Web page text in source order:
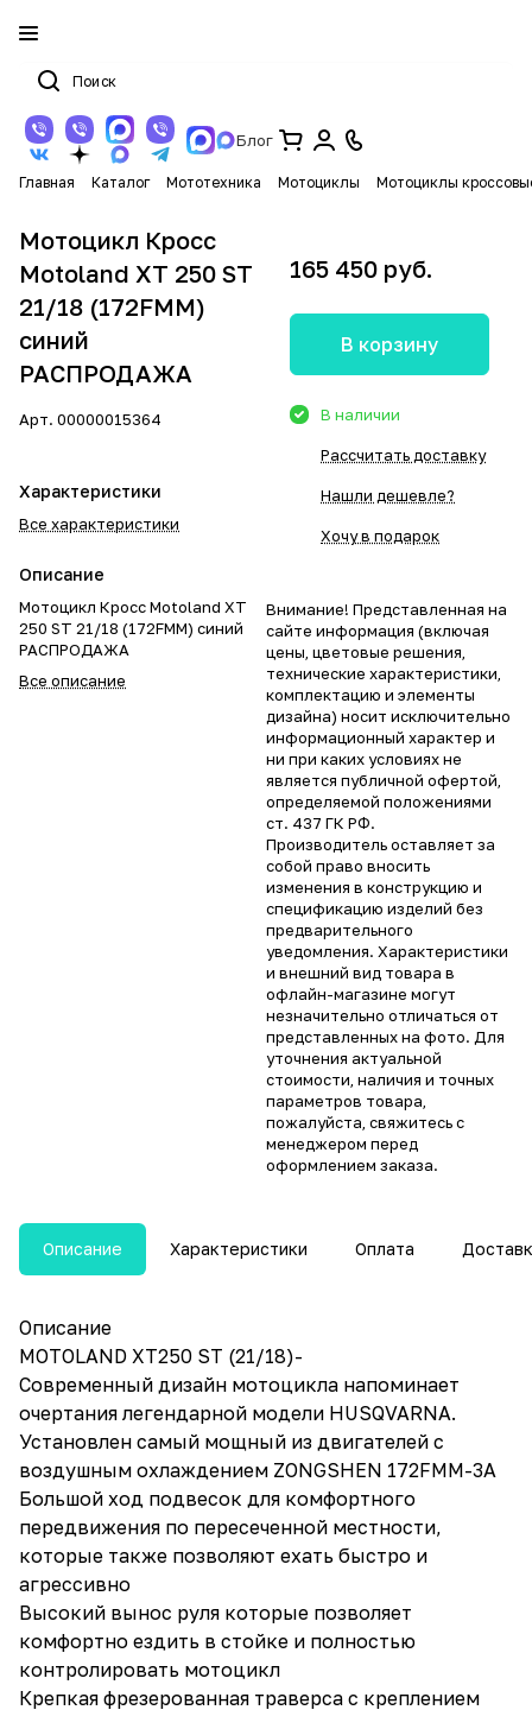
Блог
Главная Каталог Мототехника Мотоциклы Мотоциклы
Мотоцикл Кросс
Motoland XT 250 ST
21/18 (172FMM)
синий
РАСПРОДАЖА
Арт. 00000015364
Характеристики
Все характеристики
Описание
Мотоцикл Кросс Motoland XT
250 ST 21/18 (172FMM) синий
РАСПРОДАЖА
Все описание
165 450 руб.
В корзину
В наличии
Рассчитать доставку
Нашли дешевле?
Хочу в подарок
Внимание! Представленная на
сайте информация (включая
цены, цветовые решения,
технические характеристики,
комплектацию и элементы
дизайна) носит исключительно
информационный характер и
ни при каких условиях не
является публичной офертой,
определяемой положениями
ст. 437 ГК РФ.
Производитель оставляет за
собой право вносить
изменения в конструкцию и
спецификацию изделий без
предварительного
уведомления. Характеристики
и внешний вид товара в
офлайн-магазине могут
незначительно отличаться от
представленных на фото. Для
уточнения актуальной
стоимости, наличия и точных
параметров товара,
пожалуйста, свяжитесь с
менеджером перед
оформлением заказа.
Описание Характеристики Оплата
Описание
MOTOLAND XT250 ST (21/18)-
Современный дизайн мотоцикла напоминает
очертания легендарной модели HUSQVARNA.
Установлен самый мощный из двигателей с
воздушным охлаждением ZONGSHEN 172FMM-3А
Большой ход подвесок для комфортного
передвижения по пересеченной местности,
которые также позволяют ехать быстро и
агрессивно
Высокий вынос руля которые позволяет
комфортно ездить в стойке и полностью
контролировать мотоцикл
Крепкая фрезерованная траверса с креплением